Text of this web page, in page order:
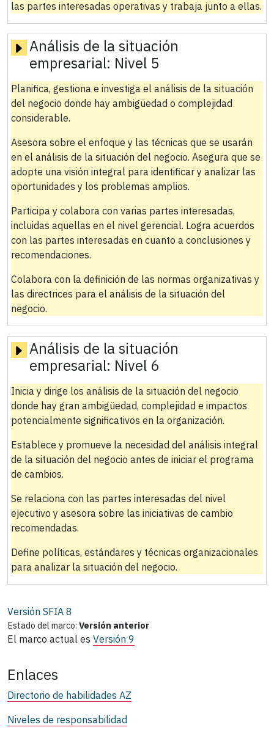
las partes interesadas operativas y trabaja junto a ellas.
Análisis de la situación
empresarial: Nivel 5
Planifica, gestiona e investiga el análisis de la situación
del negocio donde hay ambigüedad o complejidad
considerable.
Asesora sobre el enfoque y las técnicas que se usarán
en el análisis de la situación del negocio. Asegura que se
adopte una visión integral para identificar y analizar las
oportunidades y los problemas amplios.
Participa y colabora con varias partes interesadas,
incluidas aquellas en el nivel gerencial. Logra acuerdos
con las partes interesadas en cuanto a conclusiones y
recomendaciones.
Colabora con la definición de las normas organizativas y
las directrices para el análisis de la situación del
negocio.
Análisis de la situación
empresarial: Nivel 6
Inicia y dirige los análisis de la situación del negocio
donde hay gran ambigüedad, complejidad e impactos
potencialmente significativos en la organización.
Establece y promueve la necesidad del análisis integral
de la situación del negocio antes de iniciar el programa
de cambios.
Se relaciona con las partes interesadas del nivel
ejecutivo y asesora sobre las iniciativas de cambio
recomendadas.
Define políticas, estándares y técnicas organizacionales
para analizar la situación del negocio.
Versión SFIA 8
Estado del marco: Versión anterior
El marco actual es Versión 9
Enlaces
Directorio de habilidades AZ
Niveles de responsabilidad